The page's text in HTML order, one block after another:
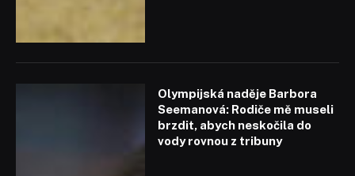
Olympijská naděje Barbora
Seemanová: Rodiče mě museli
brzdit, abych neskočila do
vody rovnou z tribuny